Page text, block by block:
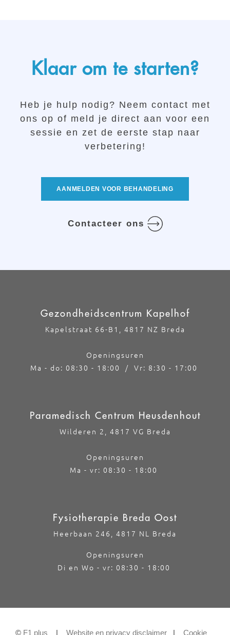
Klaar om te starten?
Heb je hulp nodig? Neem contact met
ons op of meld je direct aan voor een
sessie en zet de eerste stap naar
verbetering!
Contacteer ons
AANMELDEN VOOR BEHANDELING
Gezondheidscentrum Kapelhof
Kapelstraat 66-B1, 4817 NZ Breda
Openingsuren
Ma - do: 08:30 - 18:00 / Vr: 8:30 - 17:00
Fysiotherapie Breda Oost
Heerbaan 246, 4817 NL Breda
Openingsuren
Di en Wo - vr: 08:30 - 18:00
Paramedisch Centrum Heusdenhout
Wilderen 2, 4817 VG Breda
Openingsuren
Ma - vr: 08:30 - 18:00
© F1 plus | Website en privacy disclaimer | Cookie